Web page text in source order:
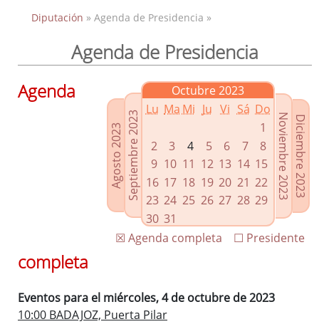
Presidencia
Grupos Políticos
Enlaces relacionados
Agenda de Presidencia
Plenos provinciales y Juntas de gobierno
Oficina de Proyectos Europeos
Diputación » Agenda de Presidencia »
Agenda de Presidencia
Agosto 2023Septiembre 2023
Octubre 2023
Lu Ma Mi Ju Vi Sá Do
1
2
3 4 5 6 7
8
9 10 11 12 13 14 15
16 17 18 19 20 21 22
23 24 25 26 27 28 29
30 31
Diciembre 2023
Noviembre 2023
☐ Presidente
☒ Agenda completa
Agenda
completa
Eventos para el miércoles, 4 de octubre de 2023
10:00 BADAJOZ, Puerta Pilar